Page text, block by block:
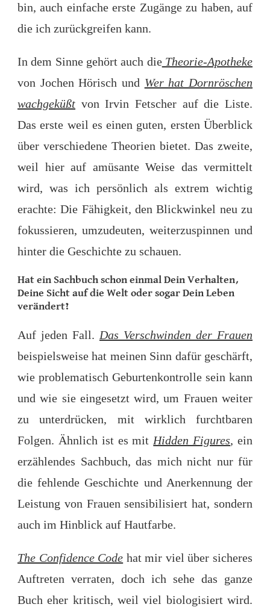
bin, auch einfache erste Zugänge zu haben, auf
die ich zurückgreifen kann.
In dem Sinne gehört auch die Theorie-Apotheke
von Jochen Hörisch und Wer hat Dornröschen
wachgeküßt von Irvin Fetscher auf die Liste.
Das erste weil es einen guten, ersten Überblick
über verschiedene Theorien bietet. Das zweite,
weil hier auf amüsante Weise das vermittelt
wird, was ich persönlich als extrem wichtig
erachte: Die Fähigkeit, den Blickwinkel neu zu
fokussieren, umzudeuten, weiterzuspinnen und
hinter die Geschichte zu schauen.
Hat ein Sachbuch schon einmal Dein Verhalten,
Deine Sicht auf die Welt oder sogar Dein Leben
verändert?
Auf jeden Fall. Das Verschwinden der Frauen
beispielsweise hat meinen Sinn dafür geschärft,
wie problematisch Geburtenkontrolle sein kann
und wie sie eingesetzt wird, um Frauen weiter
zu unterdrücken, mit wirklich furchtbaren
Folgen. Ähnlich ist es mit Hidden Figures, ein
erzählendes Sachbuch, das mich nicht nur für
die fehlende Geschichte und Anerkennung der
Leistung von Frauen sensibilisiert hat, sondern
auch im Hinblick auf Hautfarbe.
The Confidence Code hat mir viel über sicheres
Auftreten verraten, doch ich sehe das ganze
Buch eher kritisch, weil viel biologisiert wird.